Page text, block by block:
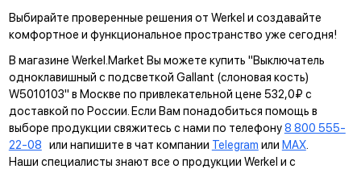
Выбирайте проверенные решения от Werkel и создавайте
комфортное и функциональное пространство уже сегодня!
В магазине Werkel.Market Вы можете купить "Выключатель
одноклавишный с подсветкой Gallant (слоновая кость)
W5010103" в Москве по привлекательной цене 532,0₽ с
доставкой по России. Если Вам понадобиться помощь в
выборе продукции свяжитесь с нами по телефону8 800 555-
22-08 или напишите в чат компании Telegram или MAX.
Наши специалисты знают все о продукции Werkel и с